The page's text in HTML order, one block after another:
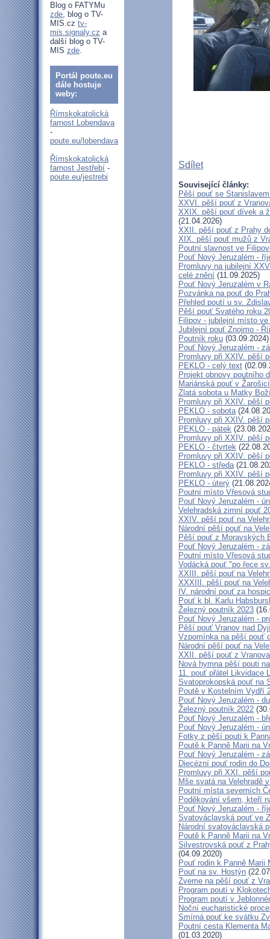
Blog o FATYMu
zde, blog o TV-
MIS.cz tv-
mis.signaly.cz a
další blog o TV-
MIS zde.
Portál poute.eu
dále hostuje
weby:
Římskokatolická
farnost Lobendava
-
poute.eu/lobendava
Římskokatolická
farnost Jestřebí -
poute.eu/jestrebi
Sdílet
Související články:
Pěší pouť se
XXVI. pěší pouť z
XXIX. pěší pouť dívek a
(21.04.2026)
XXII. pěší pouť z Prahy
XIX. pěší pouť mužů z
Poutní slavnost ve
Pouť Nový Jeruzalém -
Promluvy na jubilejní
celé znění (11.09.2025)
Pouť Nový Jeruzalém v
Pozvánka na pouť do
Přehled poutí u sv.
Pěší pouť Svatého roku
Filipov - jubilejní místo
Jubilejní pouť Znojmo -
Poutník roku (03.09.2024)
Pouť Nový Jeruzalém -
Promluvy při XXIV. pěší
PEKLO - celý text
Projekt obnovy poutního
Mariánská pouť v
Zlatá sobota u Matky
Promluvy při XXIV. pěší
PEKLO - sobota
Promluvy při XXIV. pěší
PEKLO - pátek
Promluvy při XXIV. pěší
PEKLO - čtvrtek
Promluvy při XXIV. pěší
PEKLO - středa
Promluvy při XXIV. pěší
PEKLO - úterý
Poutní místo Vřesová
Pouť Nový Jeruzalém -
Velehradská zimní pouť
XXIV. pěší pouť na
Národní pěší pouť na
Pěší pouť z Moravských
Pouť Nový Jeruzalém -
Poutní místo Vřesová
Vodácká pouť "po řece
XXIII. pěší pouť na
XXXIII. pěší pouť na
IV. národní pouť za
Pouť k bl. Karlu
Železný poutník 2023
Pouť Nový Jeruzalém -
Pěší pouť Vranov nad
Vzpomínka na pěší pouť
Národní pěší pouť na
XXII. pěší pouť z
Nová hymna pěší pouti
11. pouť přátel Likvidace
Svatoprokopská pouť na
Poutě v Kostelním Vydří
Pouť Nový Jeruzalém -
Železný poutník 2022
Pouť Nový Jeruzalém -
Pouť Nový Jeruzalém -
Fotky z pěší pouti k
Poutě k Panně Marii na
Pouť Nový Jeruzalém -
Diecézní pouť rodin do
Promluvy při XXI. pěší
Mše svatá na Velehradě
Poutní místa severních
Poděkování všem, kteří
Pouť Nový Jeruzalém -
Svatováclavská pouť ve
Národní svatováclavská
Poutě k Panně Marii na
Silvestrovská pouť z
(04.09.2020)
Pouť rodin k Panně Marii
Pouť na sv. Hostýn
Zveme na pěší pouť z
Program poutí v
Program poutí v
Noční eucharistické
Smírná pouť ke svátku
Poutní cesta Klementa
(01.03.2020)